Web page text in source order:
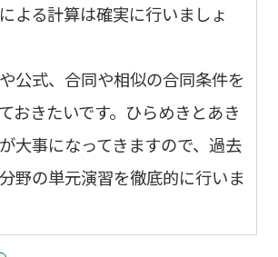
よる計算は確実に行いましょ
公式、合同や相似の合同条件を
おきたいです。ひらめきとあき
大事になってきますので、過去
野の単元演習を徹底的に行いま